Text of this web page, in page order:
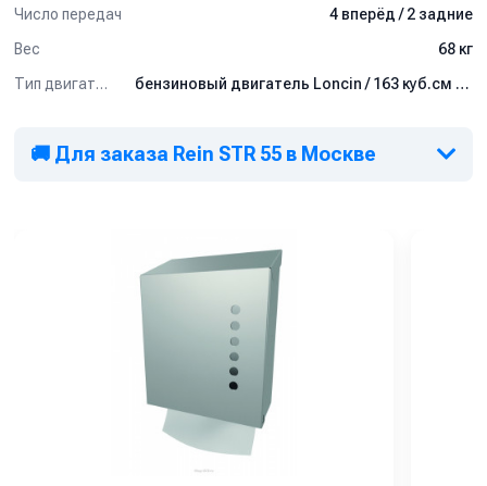
Число передач
4 вперёд / 2 задние
Вес
68 кг
Тип двигателя
бензиновый двигатель Loncin / 163 куб.см / 4 кВт
🚚 Для заказа Rein STR 55 в Москве